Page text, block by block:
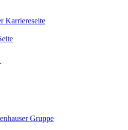
Karriereseite
Gruppe